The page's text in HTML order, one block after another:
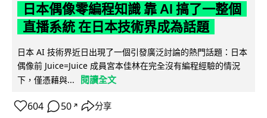
日本偶像零編程知識 靠 AI 搞了一整個
直播系統 在日本技術界成為話題
日本 AI 技術界近日出現了一個引發廣泛討論的熱門話題：日本
偶像前 Juice=Juice 成員宮本佳林在完全沒有編程經驗的情況
下，僅憑藉與...
閱讀全文
604 50 ↗ 分享